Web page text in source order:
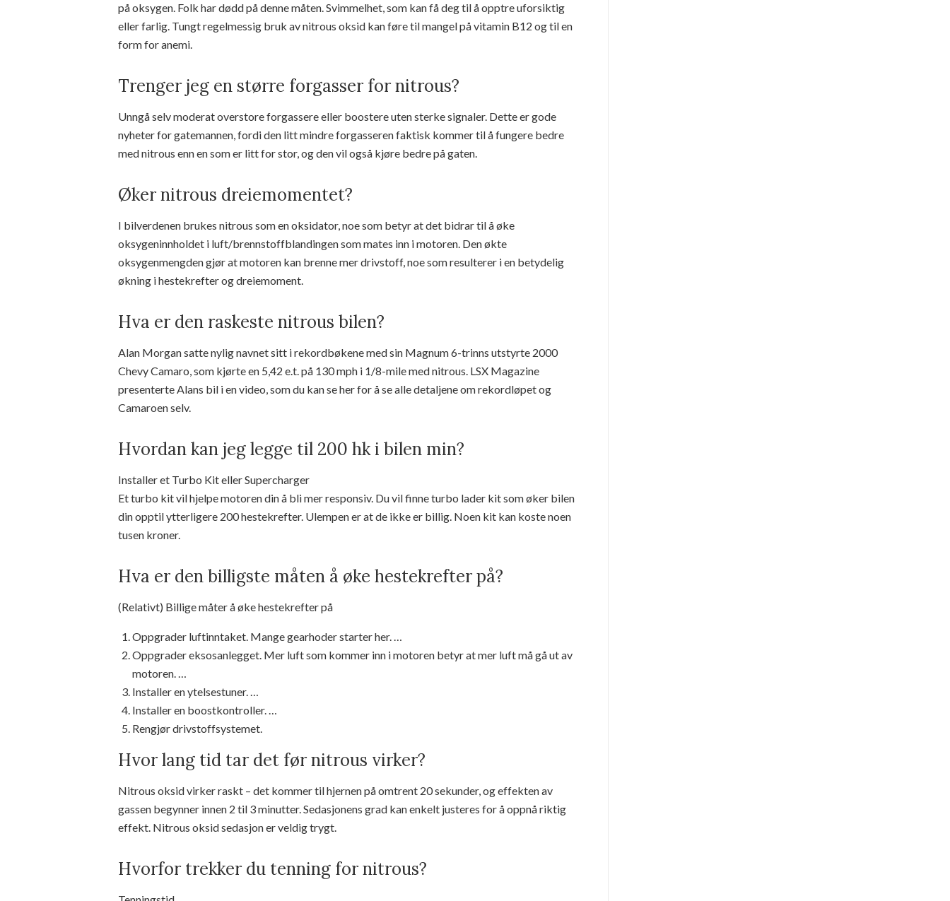
på oksygen. Folk har dødd på denne måten. Svimmelhet, som kan få deg til å opptre uforsiktig
eller farlig. Tungt regelmessig bruk av nitrous oksid kan føre til mangel på vitamin B12 og til en
form for anemi.
Trenger jeg en større forgasser for nitrous?
Unngå selv moderat overstore forgassere eller boostere uten sterke signaler. Dette er gode
nyheter for gatemannen, fordi den litt mindre forgasseren faktisk kommer til å fungere bedre
med nitrous enn en som er litt for stor, og den vil også kjøre bedre på gaten.
Øker nitrous dreiemomentet?
I bilverdenen brukes nitrous som en oksidator, noe som betyr at det bidrar til å øke
oksygeninnholdet i luft/brennstoffblandingen som mates inn i motoren. Den økte
oksygenmengden gjør at motoren kan brenne mer drivstoff, noe som resulterer i en betydelig
økning i hestekrefter og dreiemoment.
Hva er den raskeste nitrous bilen?
Alan Morgan satte nylig navnet sitt i rekordbøkene med sin Magnum 6-trinns utstyrte 2000
Chevy Camaro, som kjørte en 5,42 e.t. på 130 mph i 1/8-mile med nitrous. LSX Magazine
presenterte Alans bil i en video, som du kan se her for å se alle detaljene om rekordløpet og
Camaroen selv.
Hvordan kan jeg legge til 200 hk i bilen min?
Installer et Turbo Kit eller Supercharger
Et turbo kit vil hjelpe motoren din å bli mer responsiv. Du vil finne turbo lader kit som øker bilen
din opptil ytterligere 200 hestekrefter. Ulempen er at de ikke er billig. Noen kit kan koste noen
tusen kroner.
Hva er den billigste måten å øke hestekrefter på?
(Relativt) Billige måter å øke hestekrefter på
Oppgrader luftinntaket. Mange gearhoder starter her. …
Oppgrader eksosanlegget. Mer luft som kommer inn i motoren betyr at mer luft må gå ut av
motoren. …
Installer en ytelsestuner. …
Installer en boostkontroller. …
Rengjør drivstoffsystemet.
Hvor lang tid tar det før nitrous virker?
Nitrous oksid virker raskt – det kommer til hjernen på omtrent 20 sekunder, og effekten av
gassen begynner innen 2 til 3 minutter. Sedasjonens grad kan enkelt justeres for å oppnå riktig
effekt. Nitrous oksid sedasjon er veldig trygt.
Hvorfor trekker du tenning for nitrous?